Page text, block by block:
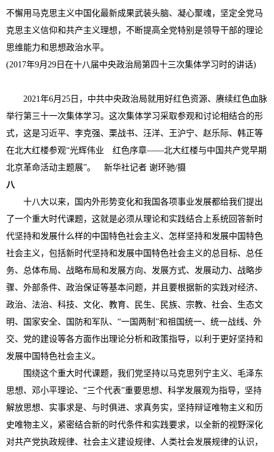
不懈用马克思主义中国化最新成果武装头脑、凝心聚魂，坚定全党马
克思主义信仰和共产主义理想，不断提高全党特别是领导干部的理论
思维能力和思想政治水平。
(2017年9月29日在十八届中央政治局第四十三次集体学习时的讲话)
2021年6月25日，中共中央政治局就用好红色资源、赓续红色血脉
举行第三十一次集体学习。这次集体学习采取参观和讨论相结合的形
式，这是习近平、李克强、栗战书、汪洋、王沪宁、赵乐际、韩正等
在北大红楼参观“光辉伟业 红色序章——北大红楼与中国共产党早期
北京革命活动主题展”。 新华社记者 谢环驰/摄
八
十八大以来，国内外形势变化和我国各项事业发展都给我们提出
了一个重大时代课题，这就是必须从理论和实践结合上系统回答新时
代坚持和发展什么样的中国特色社会主义、怎样坚持和发展中国特色
社会主义，包括新时代坚持和发展中国特色社会主义的总目标、总任
务、总体布局、战略布局和发展方向、发展方式、发展动力、战略步
骤、外部条件、政治保证等基本问题，并且要根据新的实践对经济、
政治、法治、科技、文化、教育、民生、民族、宗教、社会、生态文
明、国家安全、国防和军队、“一国两制”和祖国统一、统一战线、外
交、党的建设等各方面作出理论分析和政策指导，以利于更好坚持和
发展中国特色社会主义。
围绕这个重大时代课题，我们党坚持以马克思列宁主义、毛泽东
思想、邓小平理论、“三个代表”重要思想、科学发展观为指导，坚持
解放思想、实事求是、与时俱进、求真务实，坚持辩证唯物主义和历
史唯物主义，紧密结合新的时代条件和实践要求，以全新的视野深化
对共产党执政规律、社会主义建设规律、人类社会发展规律的认识，